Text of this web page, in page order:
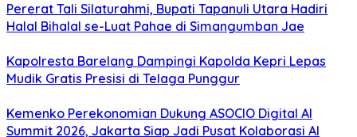
Pererat Tali Silaturahmi, Bupati Tapanuli Utara Hadiri
Halal Bihalal se-Luat Pahae di Simangumban Jae
Kapolresta Barelang Dampingi Kapolda Kepri Lepas
Mudik Gratis Presisi di Telaga Punggur
Kemenko Perekonomian Dukung ASOCIO Digital AI
Summit 2026, Jakarta Siap Jadi Pusat Kolaborasi AI